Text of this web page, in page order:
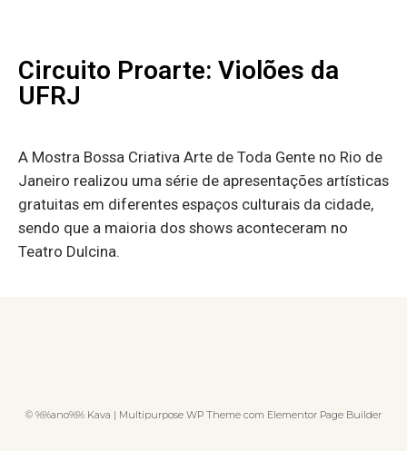
Circuito Proarte: Violões da
UFRJ
A Mostra Bossa Criativa Arte de Toda Gente no Rio de
Janeiro realizou uma série de apresentações artísticas
gratuitas em diferentes espaços culturais da cidade,
sendo que a maioria dos shows aconteceram no
Teatro Dulcina.
© %%ano%% Kava | Multipurpose WP Theme com Elementor Page Builder